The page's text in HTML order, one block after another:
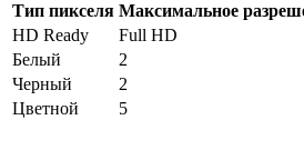
Тип пикселя Максимальное
HD Ready
Full HD
Белый
2
Черный
2
Цветной
5